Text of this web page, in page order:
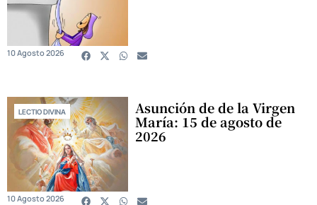
10 Agosto 2026
LECTIO DIVINA Asunción de de la Virgen
María: 15 de agosto de
2026
10 Agosto 2026